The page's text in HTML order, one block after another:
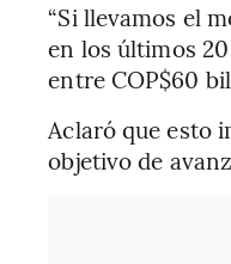
“Si llevamos el
en los últimos
entre COP$60
Aclaró que esto
objetivo de